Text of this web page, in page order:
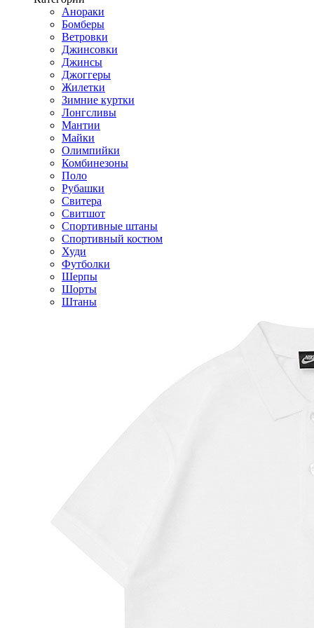
Анораки
Бомберы
Ветровки
Джинсовки
Джинсы
Джоггеры
Жилетки
Зимние куртки
Лонгсливы
Мантии
Майки
Олимпийки
Комбинезоны
Поло
Рубашки
Свитера
Свитшот
Спортивные штаны
Спортивный костюм
Худи
Футболки
Шерпы
Шорты
Штаны